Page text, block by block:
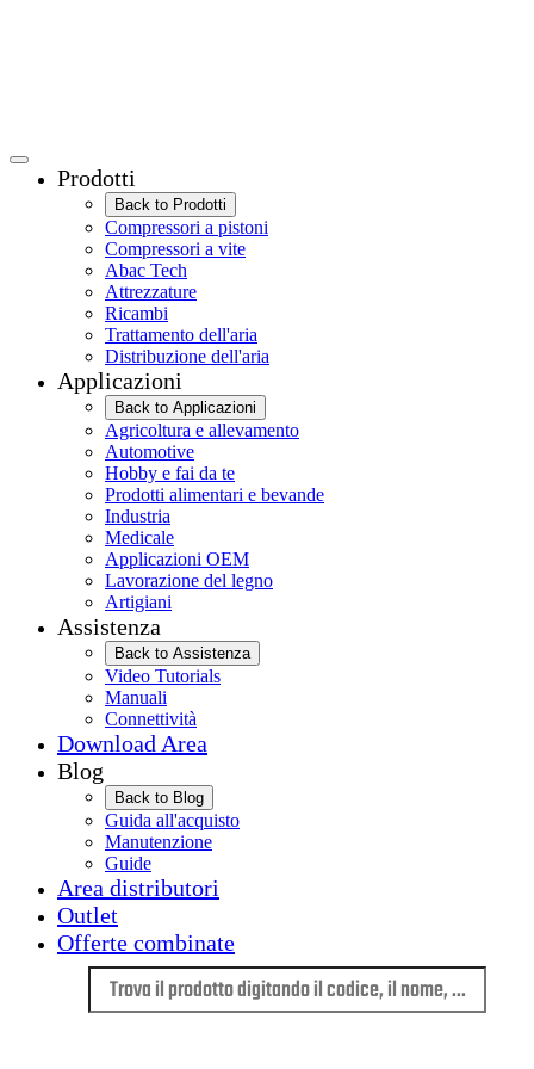
Prodotti
Back to Prodotti
Compressori a pistoni
Compressori a vite
Abac Tech
Attrezzature
Ricambi
Trattamento dell'aria
Distribuzione dell'aria
Applicazioni
Back to Applicazioni
Agricoltura e allevamento
Automotive
Hobby e fai da te
Prodotti alimentari e bevande
Industria
Medicale
Applicazioni OEM
Lavorazione del legno
Artigiani
Assistenza
Back to Assistenza
Video Tutorials
Manuali
Connettività
Download Area
Blog
Back to Blog
Guida all'acquisto
Manutenzione
Guide
Area distributori
Outlet
Offerte combinate